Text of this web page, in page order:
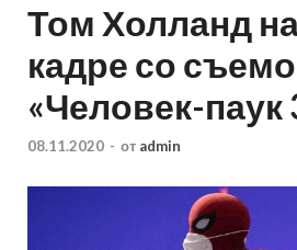
Том Холланд
кадре со
«Человек-паук
08.11.2020 - от admin